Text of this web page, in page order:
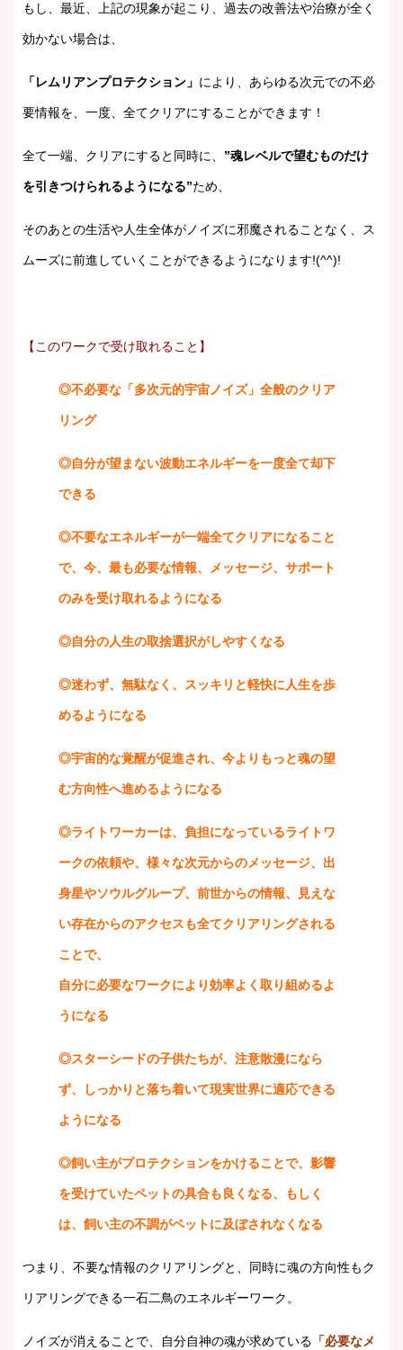
もし、最近、上記の現象が起こり、過去の改善法や治療が全く
効かない場合は、
「レムリアンプロテクション」 により、あらゆる次元での不必
要情報を、一度、全てクリアにすることができます！
全て一端、クリアにすると同時に、 ”魂レベルで望むものだけ
を引きつけられるようになる”ため、
そのあとの生活や人生全体がノイズに邪魔されることなく、ス
ムーズに前進していくことができるようになります!(^^)!
【このワークで受け取れること】
◎不必要な「多次元的宇宙ノイズ」全般のクリア
リング
◎自分が望まない波動エネルギーを一度全て却下
できる
◎不要なエネルギーが一端全てクリアになること
で、今、最も必要な情報、メッセージ、サポート
のみを受け取れるようになる
◎自分の人生の取捨選択がしやすくなる
◎迷わず、無駄なく、スッキリと軽快に人生を歩
めるようになる
◎宇宙的な覚醒が促進され、今よりもっと魂の望
む方向性へ進めるようになる
◎ライトワーカーは、負担になっているライトワ
ークの依頼や、様々な次元からのメッセージ、出
身星やソウルグループ、前世からの情報、見えな
い存在からのアクセスも全てクリアリングされる
ことで、
自分に必要なワークにより効率よく取り組めるよ
うになる
◎スターシードの子供たちが、注意散漫になら
ず、しっかりと落ち着いて現実世界に適応できる
ようになる
◎飼い主がプロテクションをかけることで、影響
を受けていたペットの具合も良くなる、もしく
は、飼い主の不調がペットに及ぼされなくなる
つまり、不要な情報のクリアリングと、同時に魂の方向性もク
リアリングできる一石二鳥のエネルギーワーク。
ノイズが消えることで、自分自神の魂が求めている 「必要なメ